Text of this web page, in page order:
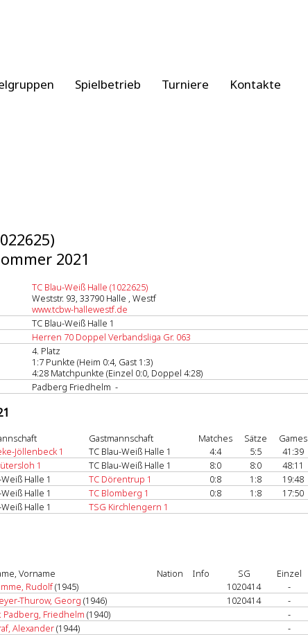
Spielbetrieb Turniere Kontakte
2021
TC Blau-Weiß Halle (1022625)
Weststr. 93, 33790 Halle , Westf
www.tcbw-hallewestf.de
TC Blau-Weiß Halle 1
Herren 70 Doppel Verbandsliga Gr. 063
4. Platz
1:7 Punkte (Heim 0:4, Gast 1:3)
4:28 Matchpunkte (Einzel 0:0, Doppel 4:28)
Padberg Friedhelm -
Gastmannschaft Matches Sätze Games
Jöllenbeck 1 TC Blau-Weiß Halle 1 4:4 5:5 41:39
1 TC Blau-Weiß Halle 1 8:0 8:0 48:11
Halle 1 TC Dörentrup 1 0:8 1:8 19:48
Halle 1 TC Blomberg 1 0:8 1:8 17:50
Halle 1 TSG Kirchlengern 1
Vorname Nation Info SG Einzel
Rudolf(1945) 1020414 -
Thurow, Georg (1946) 1020414 -
Padberg, Friedhelm (1940) -
Alexander(1944) -